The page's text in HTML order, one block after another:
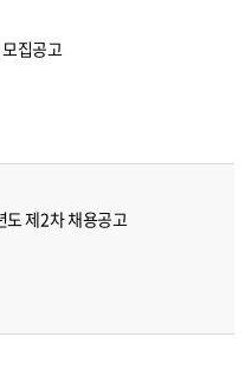
집공고
제2차 채용공고